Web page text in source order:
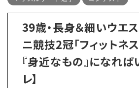
39歳・長身＆細いウエ
ニ競技2冠「フィットネ
『身近なもの』になれば
レ】